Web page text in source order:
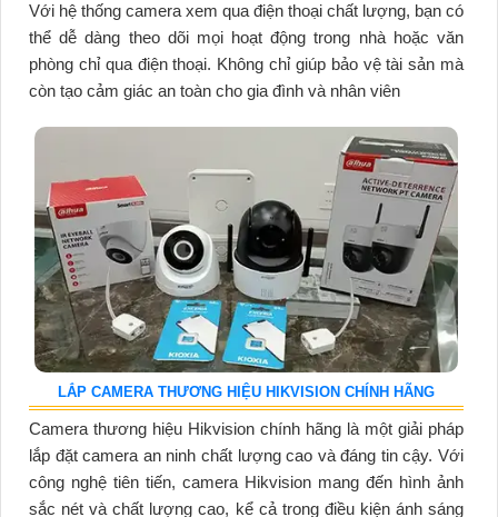
Với hệ thống camera xem qua điện thoại chất lượng, bạn có
thể dễ dàng theo dõi mọi hoạt động trong nhà hoặc văn
phòng chỉ qua điện thoại. Không chỉ giúp bảo vệ tài sản mà
còn tạo cảm giác an toàn cho gia đình và nhân viên
LẮP CAMERA THƯƠNG HIỆU HIKVISION CHÍNH HÃNG
Camera thương hiệu Hikvision chính hãng là một giải pháp
lắp đặt camera an ninh chất lượng cao và đáng tin cậy. Với
công nghệ tiên tiến, camera Hikvision mang đến hình ảnh
sắc nét và chất lượng cao, kể cả trong điều kiện ánh sáng